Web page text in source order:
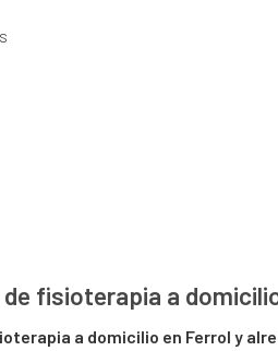
fisioterapia a
a domicilio en Ferrol y